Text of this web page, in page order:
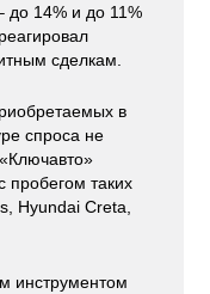
до 14% и до 11%
сделкам.
в
спроса не
пробегом таких
Hyundai Creta,
инструментом